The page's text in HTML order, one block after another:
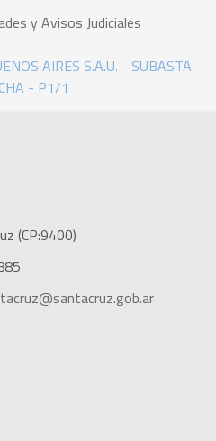
y Avisos Judiciales
AIRES S.A.U. - SUBASTA -
- P1/1
(CP:9400)